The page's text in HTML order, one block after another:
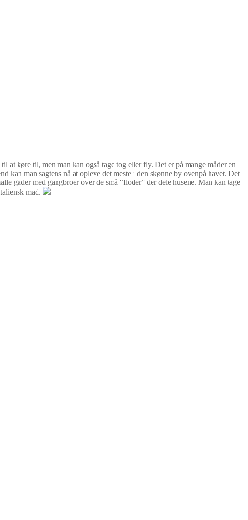
at køre til, men man kan også tage tog eller fly. Det er på mange måder en
kan man sagtens nå at opleve det meste i den skønne by ovenpå havet. Det
gader med gangbroer over de små “floder” der dele husene. Man kan tage
mad.